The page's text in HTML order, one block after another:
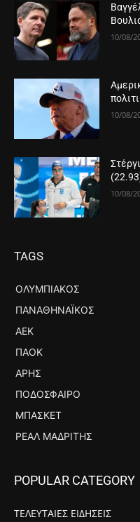
10/08/
10/08/
10/08/
TAGS
ΟΛΥΜΠΙΑΚΌΣ
ΠΑΝΑΘΗΝΑΪΚΌΣ
ΑΕΚ
ΠΑΟΚ
ΆΡΗΣ
ΠΟΔΌΣΦΑΙΡΟ
ΜΠΆΣΚΕΤ
ΡΕΆΛ ΜΑΔΡΊΤΗΣ
POPULAR CATEGORY
ΤΕΛΕΥΤΑΙΕΣ ΕΙΔΗΣΕΙΣ